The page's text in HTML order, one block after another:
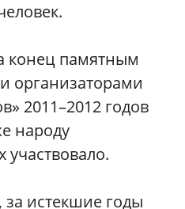
конец памятным
организаторами
2011–2012 годов
народу
участвовало.
истекшие годы